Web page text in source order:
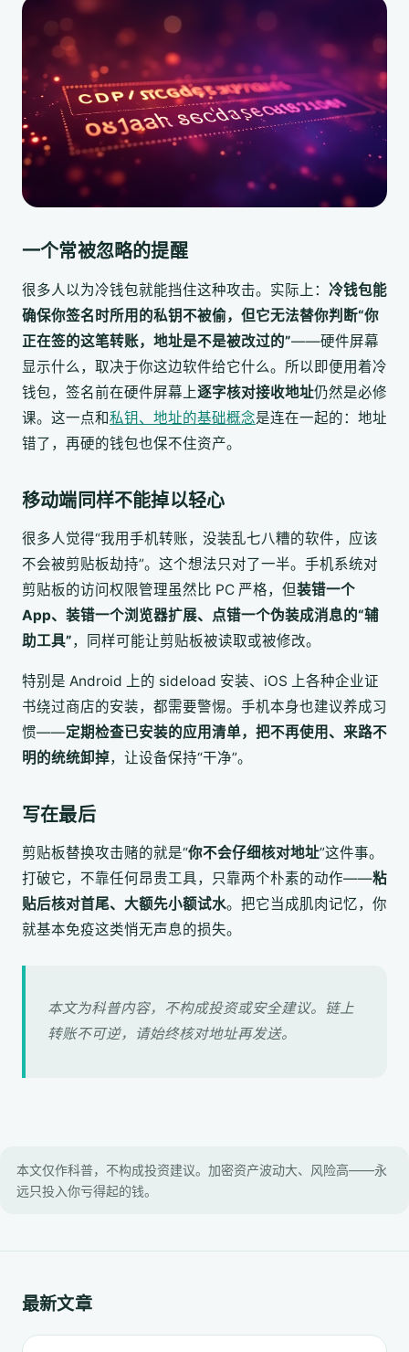
一个常被忽略的提醒
很多人以为冷钱包就能挡住这种攻击。实际上： 冷钱包能
确保你签名时所用的私钥不被偷，但它无法替你判断“你
正在签的这笔转账，地址是不是被改过的”——硬件屏幕
显示什么，取决于你这边软件给它什么。所以即便用着冷
钱包，签名前在硬件屏幕上逐字核对接收地址仍然是必修
课。这一点和私钥、地址的基础概念是连在一起的：地址
错了，再硬的钱包也保不住资产。
移动端同样不能掉以轻心
很多人觉得“我用手机转账，没装乱七八糟的软件，应该
不会被剪贴板劫持”。这个想法只对了一半。手机系统对
剪贴板的访问权限管理虽然比 PC 严格，但装错一个
App、装错一个浏览器扩展、点错一个伪装成消息的“辅
助工具”，同样可能让剪贴板被读取或被修改。
特别是 Android 上的 sideload 安装、iOS 上各种企业证
书绕过商店的安装，都需要警惕。手机本身也建议养成习
惯——定期检查已安装的应用清单，把不再使用、来路不
明的统统卸掉，让设备保持“干净”。
写在最后
剪贴板替换攻击赌的就是“你不会仔细核对地址”这件事。
打破它，不靠任何昂贵工具，只靠两个朴素的动作——粘
贴后核对首尾、大额先小额试水。把它当成肌肉记忆，你
就基本免疫这类悄无声息的损失。
本文为科普内容，不构成投资或安全建议。链上
转账不可逆，请始终核对地址再发送。
本文仅作科普，不构成投资建议。加密资产波动大、风险高——永
远只投入你亏得起的钱。
最新文章